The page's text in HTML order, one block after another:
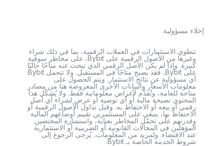
إخلاء مسؤولية
تنطوي الاستثمارات في العملات الرقمية، بما في ذلك شراء
وغيرها من الأصول الرقمية على Bybit، على مخاطر سوقية
كبيرة. وإذا لم يكن الأصل الرقمي الذي تبحث عنه متاحًا حاليًا
على Bybit، فقد يصبح متاحًا في المستقبل. ولا تتحمل Bybit
أي مسؤولية عن نتائج الاستثمار. ويتم الحصول على
معلومات الأسعار والبيانات الأخرى المعروضة هنا من مصادر
متاحة للعامة، وتُقدَّم لأغراض معلوماتية فقط. ولا يُشكّل هذا
المحتوى نصيحة مالية أو أي توصية أو عرض لشراء أي أصل
رقمي أو بيعه أو الاحتفاظ به. وقبل تداول الأصول الرقمية أو
الاحتفاظ بها، ينبغي على المستثمرين تقييم أوضاعهم المالية
وقدرتهم على تحمّل المخاطر بعناية، واستشارة المختصين
المؤهلين في المجالات القانونية أو الضريبية أو الاستثمارية
عند الاقتضاء. ولمزيد من المعلومات، يُرجى الرجوع إلى
شروط الخدمة الخاصة بـ Bybit.